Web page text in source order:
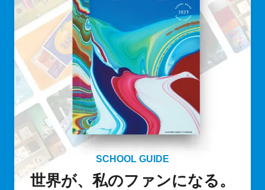
SCHOOL GUIDE
世界が、私のファンになる。